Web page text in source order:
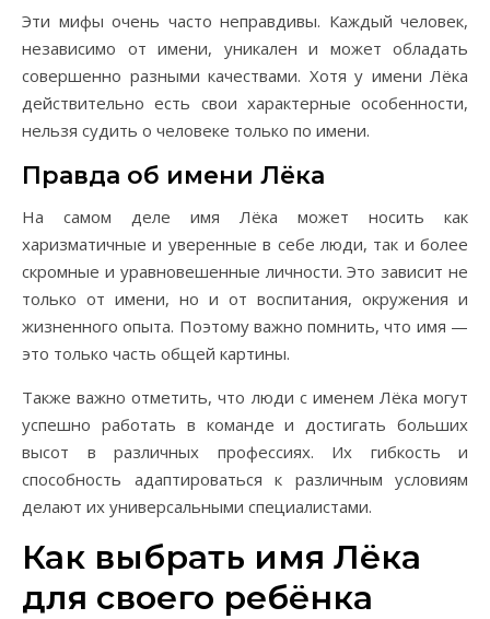
Эти мифы очень часто неправдивы. Каждый человек,
независимо от имени, уникален и может обладать
совершенно разными качествами. Хотя у имени Лёка
действительно есть свои характерные особенности,
нельзя судить о человеке только по имени.
Правда об имени Лёка
На самом деле имя Лёка может носить как
харизматичные и уверенные в себе люди, так и более
скромные и уравновешенные личности. Это зависит не
только от имени, но и от воспитания, окружения и
жизненного опыта. Поэтому важно помнить, что имя —
это только часть общей картины.
Также важно отметить, что люди с именем Лёка могут
успешно работать в команде и достигать больших
высот в различных профессиях. Их гибкость и
способность адаптироваться к различным условиям
делают их универсальными специалистами.
Как выбрать имя Лёка
для своего ребёнка